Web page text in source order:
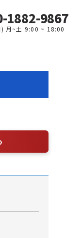
1882-9867
) 月~土 9:00 ~ 18:00